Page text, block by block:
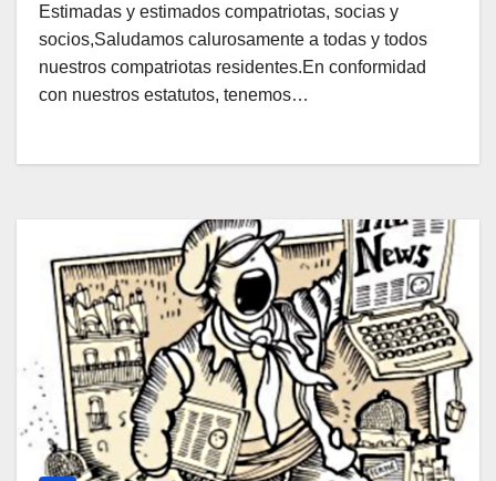
Estimadas y estimados compatriotas, socias y
socios,Saludamos calurosamente a todas y todos
nuestros compatriotas residentes.En conformidad
con nuestros estatutos, tenemos…